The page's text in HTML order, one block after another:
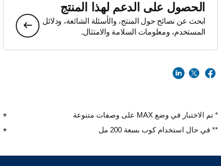
الحصول على الدعم لهذا المنتج
ابحث عن نصائح حول المنتج، والأسئلة الشائعة، ودلائل
المستخدم، ومعلومات السلامة والامتثال.
* تم الاختبار في وضع MAX على وصفات متنوعة
** في حال استخدام كوب بسعة 200 مل